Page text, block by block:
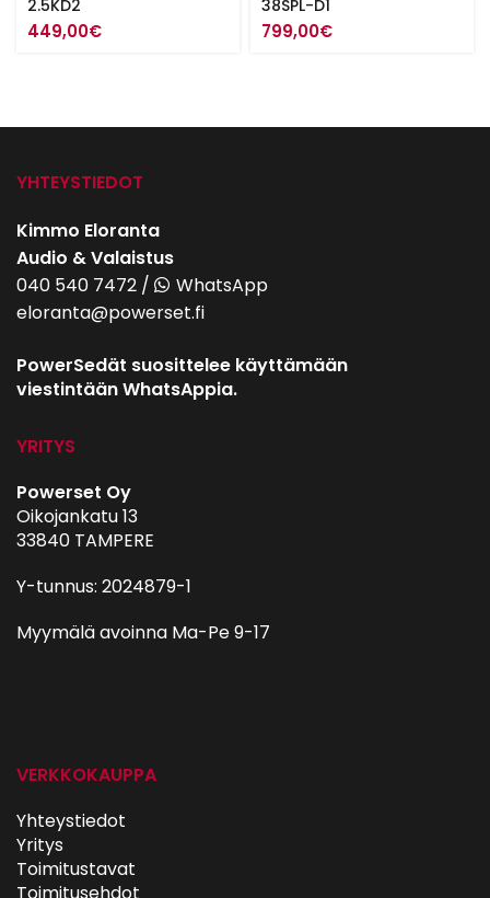
2.5KD2
449,00€
38SPL-D1
799,00€
YHTEYSTIEDOT
Kimmo Eloranta
Audio & Valaistus
040 540 7472 /
WhatsApp
eloranta@powerset.fi
PowerSedät suosittelee käyttämään
viestintään WhatsAppia.
YRITYS
Powerset Oy
Oikojankatu 13
33840 TAMPERE
Y-tunnus: 2024879-1
Myymälä avoinna Ma-Pe 9-17
VERKKOKAUPPA
Yhteystiedot
Yritys
Toimitustavat